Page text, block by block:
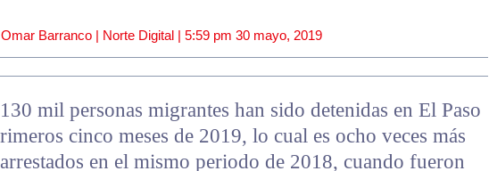
Barranco | Norte Digital | 5:59 pm 30 mayo, 2019
mil personas migrantes han sido detenidas en El Paso
cinco meses de 2019, lo cual es ocho veces más
en el mismo periodo de 2018, cuando fueron